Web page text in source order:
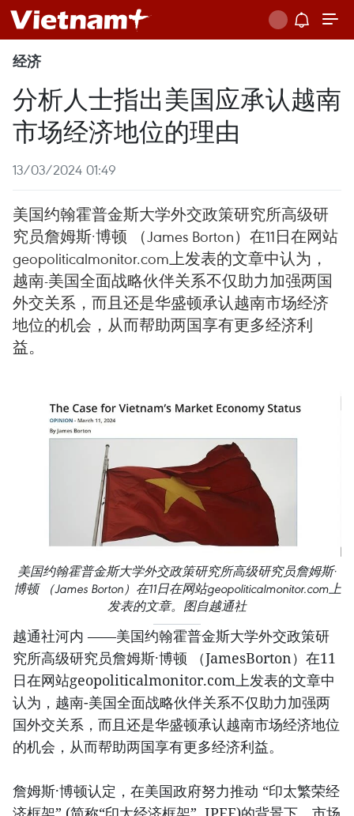
经济
分析人士指出美国应承认越南
市场经济地位的理由
13/03/2024 01:49
美国约翰霍普金斯大学外交政策研究所高级研
究员詹姆斯·博顿 （James Borton）在11日在网站
geopoliticalmonitor.com上发表的文章中认为，
越南-美国全面战略伙伴关系不仅助力加强两国
外交关系，而且还是华盛顿承认越南市场经济
地位的机会，从而帮助两国享有更多经济利
益。
美国约翰霍普金斯大学外交政策研究所高级研究员詹姆斯·
博顿 （James Borton）在11日在网站geopoliticalmonitor.com上
发表的文章。图自越通社
越通社河内 ——美国约翰霍普金斯大学外交政策研
究所高级研究员詹姆斯·博顿 （JamesBorton）在11
日在网站geopoliticalmonitor.com上发表的文章中
认为，越南-美国全面战略伙伴关系不仅助力加强两
国外交关系，而且还是华盛顿承认越南市场经济地位
的机会，从而帮助两国享有更多经济利益。
詹姆斯·博顿认定，在美国政府努力推动 “印太繁荣经